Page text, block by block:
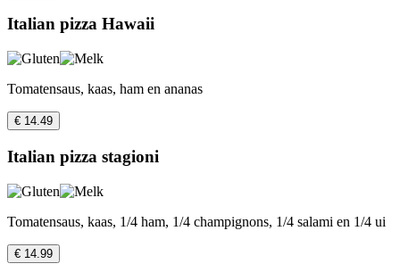
Italian pizza Hawaii
Tomatensaus, kaas, ham en ananas
€ 14.49
Italian pizza stagioni
Tomatensaus, kaas, 1/4 ham, 1/4 champignons, 1/4 salami en 1/4 ui
€ 14.99